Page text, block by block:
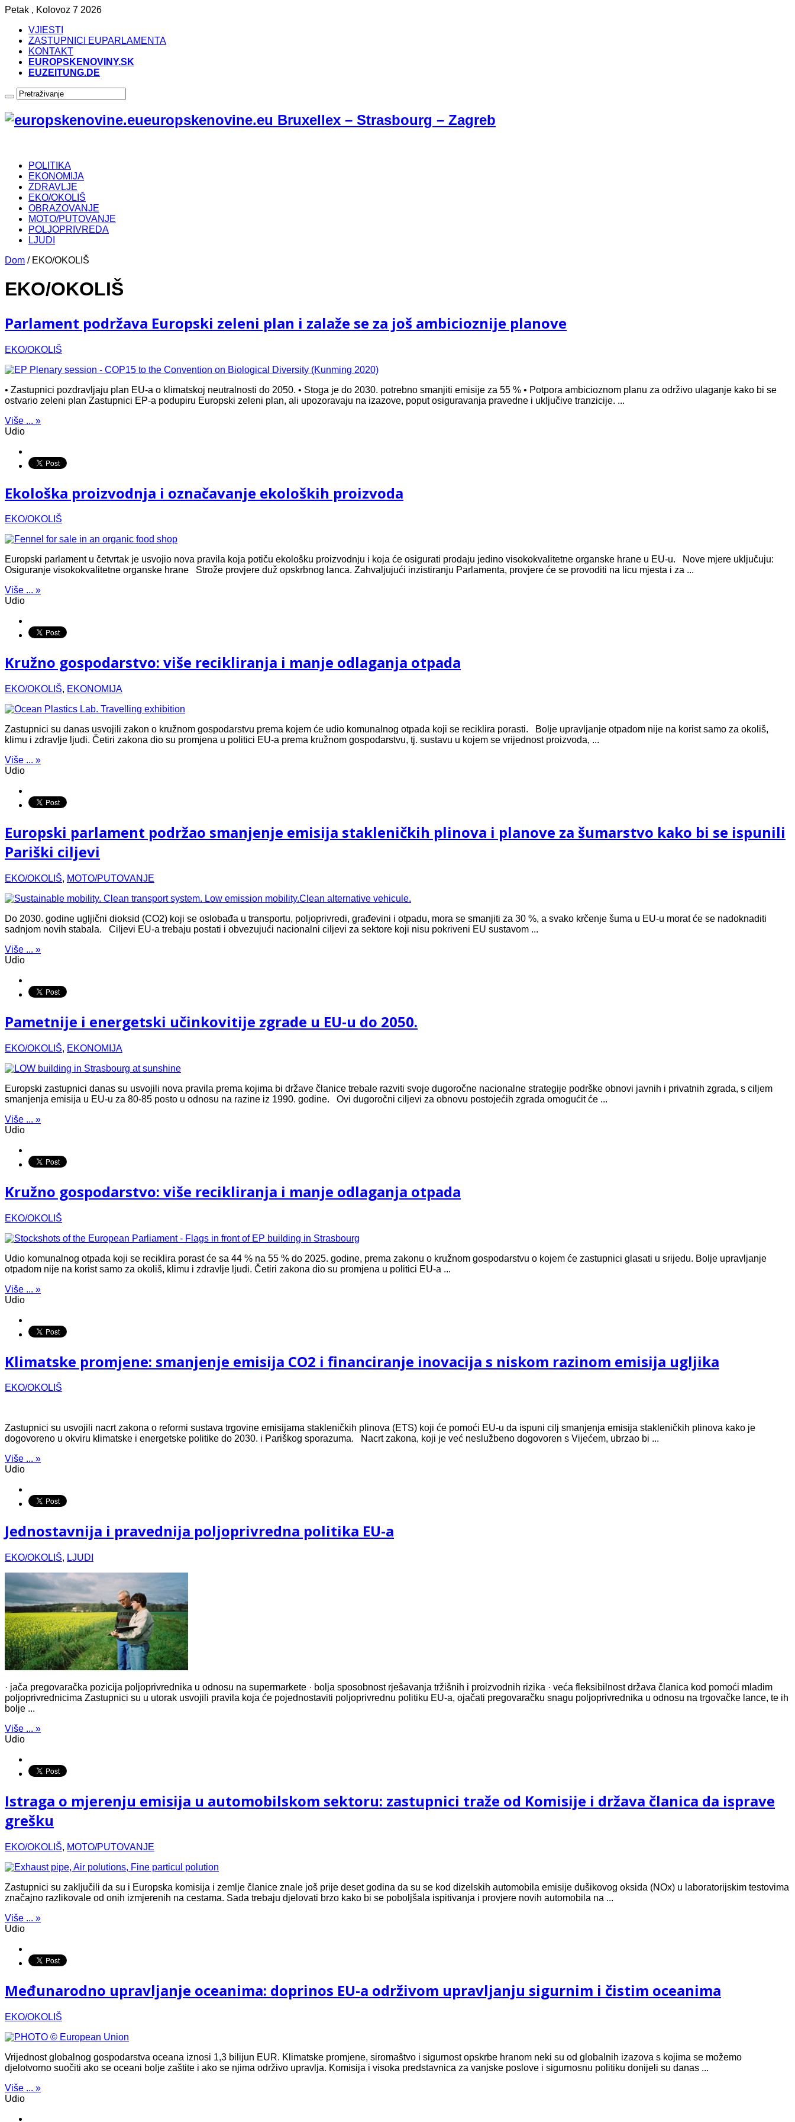
Petak , Kolovoz 7 2026
VJIESTI
ZASTUPNICI EUPARLAMENTA
KONTAKT
EUROPSKENOVINY.SK
EUZEITUNG.DE
europskenovine.eu Bruxellex – Strasbourg – Zagreb
POLITIKA
EKONOMIJA
ZDRAVLJE
EKO/OKOLIŠ
OBRAZOVANJE
MOTO/PUTOVANJE
POLJOPRIVREDA
LJUDI
Dom / EKO/OKOLIŠ
EKO/OKOLIŠ
Parlament podržava Europski zeleni plan i zalaže se za još ambicioznije planove
EKO/OKOLIŠ
• Zastupnici pozdravljaju plan EU-a o klimatskoj neutralnosti do 2050. • Stoga je do 2030. potrebno smanjiti emisije za 55 % • Potpora ambicioznom planu za održivo ulaganje kako bi se
ostvario zeleni plan Zastupnici EP-a podupiru Europski zeleni plan, ali upozoravaju na izazove, poput osiguravanja pravedne i uključive tranzicije. ...
Više ... »
Udio
Ekološka proizvodnja i označavanje ekoloških proizvoda
EKO/OKOLIŠ
Europski parlament u četvrtak je usvojio nova pravila koja potiču ekološku proizvodnju i koja će osigurati prodaju jedino visokokvalitetne organske hrane u EU-u. Nove mjere uključuju:
Osiguranje visokokvalitetne organske hrane Strože provjere duž opskrbnog lanca. Zahvaljujući inzistiranju Parlamenta, provjere će se provoditi na licu mjesta i za ...
Više ... »
Udio
Kružno gospodarstvo: više recikliranja i manje odlaganja otpada
EKO/OKOLIŠ, EKONOMIJA
Zastupnici su danas usvojili zakon o kružnom gospodarstvu prema kojem će udio komunalnog otpada koji se reciklira porasti. Bolje upravljanje otpadom nije na korist samo za okoliš,
klimu i zdravlje ljudi. Četiri zakona dio su promjena u politici EU-a prema kružnom gospodarstvu, tj. sustavu u kojem se vrijednost proizvoda, ...
Više ... »
Udio
Europski parlament podržao smanjenje emisija stakleničkih plinova i planove za šumarstvo kako bi se ispunili
Pariški ciljevi
EKO/OKOLIŠ, MOTO/PUTOVANJE
Do 2030. godine ugljični dioksid (CO2) koji se oslobađa u transportu, poljoprivredi, građevini i otpadu, mora se smanjiti za 30 %, a svako krčenje šuma u EU-u morat će se nadoknaditi
sadnjom novih stabala. Ciljevi EU-a trebaju postati i obvezujući nacionalni ciljevi za sektore koji nisu pokriveni EU sustavom ...
Više ... »
Udio
Pametnije i energetski učinkovitije zgrade u EU-u do 2050.
EKO/OKOLIŠ, EKONOMIJA
Europski zastupnici danas su usvojili nova pravila prema kojima bi države članice trebale razviti svoje dugoročne nacionalne strategije podrške obnovi javnih i privatnih zgrada, s ciljem
smanjenja emisija u EU-u za 80-85 posto u odnosu na razine iz 1990. godine. Ovi dugoročni ciljevi za obnovu postojećih zgrada omogućit će ...
Više ... »
Udio
Kružno gospodarstvo: više recikliranja i manje odlaganja otpada
EKO/OKOLIŠ
Udio komunalnog otpada koji se reciklira porast će sa 44 % na 55 % do 2025. godine, prema zakonu o kružnom gospodarstvu o kojem će zastupnici glasati u srijedu. Bolje upravljanje
otpadom nije na korist samo za okoliš, klimu i zdravlje ljudi. Četiri zakona dio su promjena u politici EU-a ...
Više ... »
Udio
Klimatske promjene: smanjenje emisija CO2 i financiranje inovacija s niskom razinom emisija ugljika
EKO/OKOLIŠ
Zastupnici su usvojili nacrt zakona o reformi sustava trgovine emisijama stakleničkih plinova (ETS) koji će pomoći EU-u da ispuni cilj smanjenja emisija stakleničkih plinova kako je
dogovoreno u okviru klimatske i energetske politike do 2030. i Pariškog sporazuma. Nacrt zakona, koji je već neslužbeno dogovoren s Vijećem, ubrzao bi ...
Više ... »
Udio
Jednostavnija i pravednija poljoprivredna politika EU-a
EKO/OKOLIŠ, LJUDI
· jača pregovaračka pozicija poljoprivrednika u odnosu na supermarkete · bolja sposobnost rješavanja tržišnih i proizvodnih rizika · veća fleksibilnost država članica kod pomoći mladim
poljoprivrednicima Zastupnici su u utorak usvojili pravila koja će pojednostaviti poljoprivrednu politiku EU-a, ojačati pregovaračku snagu poljoprivrednika u odnosu na trgovačke lance, te ih
bolje ...
Više ... »
Udio
Istraga o mjerenju emisija u automobilskom sektoru: zastupnici traže od Komisije i država članica da isprave
grešku
EKO/OKOLIŠ, MOTO/PUTOVANJE
Zastupnici su zaključili da su i Europska komisija i zemlje članice znale još prije deset godina da su se kod dizelskih automobila emisije dušikovog oksida (NOx) u laboratorijskim testovima
značajno razlikovale od onih izmjerenih na cestama. Sada trebaju djelovati brzo kako bi se poboljšala ispitivanja i provjere novih automobila na ...
Više ... »
Udio
Međunarodno upravljanje oceanima: doprinos EU-a održivom upravljanju sigurnim i čistim oceanima
EKO/OKOLIŠ
Vrijednost globalnog gospodarstva oceana iznosi 1,3 bilijun EUR. Klimatske promjene, siromaštvo i sigurnost opskrbe hranom neki su od globalnih izazova s kojima se možemo
djelotvorno suočiti ako se oceani bolje zaštite i ako se njima održivo upravlja. Komisija i visoka predstavnica za vanjske poslove i sigurnosnu politiku donijeli su danas ...
Više ... »
Udio